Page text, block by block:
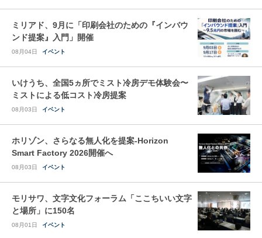
ミリアド、9月に「印刷会社のための『インバウ
ンド提案』入門」開催
08月04日 イベント
いけうち、全国5ヵ所でミスト冷房デモ体験会〜
ミストによる低コスト冷房提案
08月03日 イベント
ホリゾン、さらなる無人化を提案-Horizon
Smart Factory 2026開催へ
08月03日 イベント
モリサワ、文字文化フォーラム「ここちいい文字
と場所」に150名
08月01日 イベント